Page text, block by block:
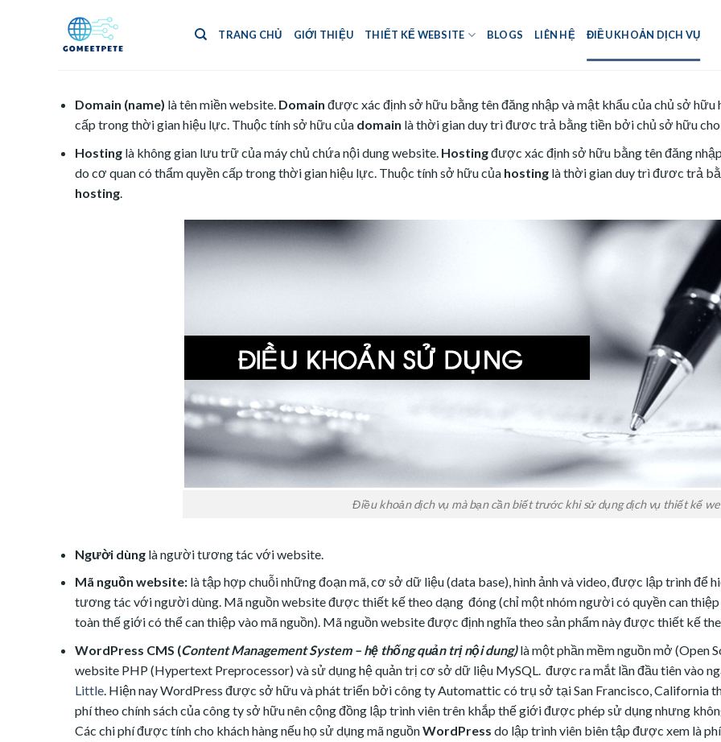
TRANG CHỦ GIỚI THIỆU THIẾT KẾ WEBSITE BLOGS LIÊN HỆ ĐIỀU KHOẢN DỊCH VỤ
Domain (name) là tên miền website. Domain được xác định sở hữu bằng tên đăng nhập và mật khẩu của chủ sở
cấp trong thời gian hiệu lực. Thuộc tính sở hữu của domain là thời gian duy trì đươc trả bằng tiền bởi chủ sở hữu cho
Hostinglà không gian lưu trữ của máy chủ chứa nội dung website. Hostingđược xác định sở hữu bằng tên đăng
do cơ quan có thẩm quyền cấp trong thời gian hiệu lực. Thuộc tính sở hữu của hostinglà thời gian duy trì đươc trả
hosting.
Điều khoản dịch vụ mà bạn cần biết trước khi sử dụng dịch vụ thiết kế
Người dùnglà người tương tác với website.
Mã nguồn website:là tập hợp chuỗi những đoạn mã, cơ sở dữ liệu (data base), hình ảnh và video, được lập trình để
tương tác với người dùng. Mã nguồn website được thiết kế theo dạng đóng (chỉ một nhóm người có quyền can thiệp
toàn thế giới có thể can thiệp vào mã nguồn). Mã nguồn website được định nghĩa theo sản phẩm này được thiết kế
WordPress CMS (Content Management System – hệ thống quản trị nội dung)là một phần mềm nguồn mở (Open
website PHP (Hypertext Preprocessor) và sử dụng hệ quản trị cơ sở dữ liệu MySQL. được ra mắt lần đầu tiên vào
Little. Hiện nay WordPress được sở hữu và phát triển bởi công ty Automattic có trụ sở tại San Francisco, California
phí theo chính sách của công ty sở hữu nên cộng đồng lập trình viên trên khắp thế giới được phép sử dụng nhưng
Các chi phí được tính cho khách hàng nếu họ sử dụng mã nguồnWordPress do lập trình viên biên tập được xem là